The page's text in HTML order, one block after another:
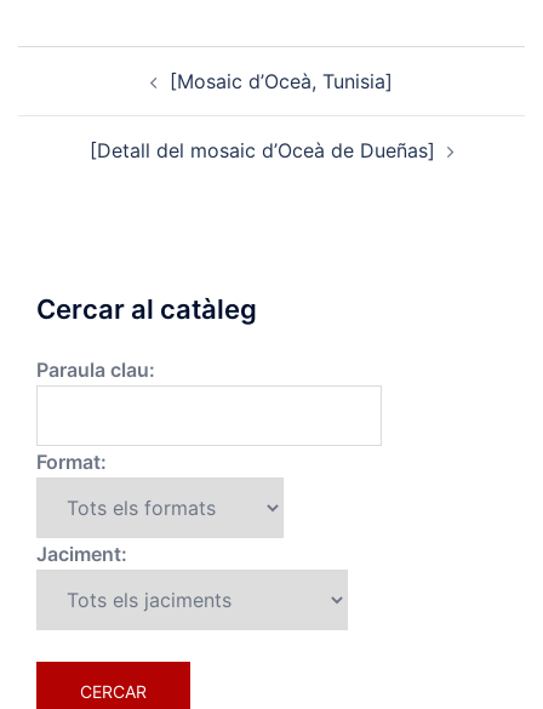
navigation
[Mosaic d’Oceà, Tunisia]
[Detall del mosaic d’Oceà de Dueñas]
Cercar al catàleg
Paraula clau:
Format:
Jaciment: